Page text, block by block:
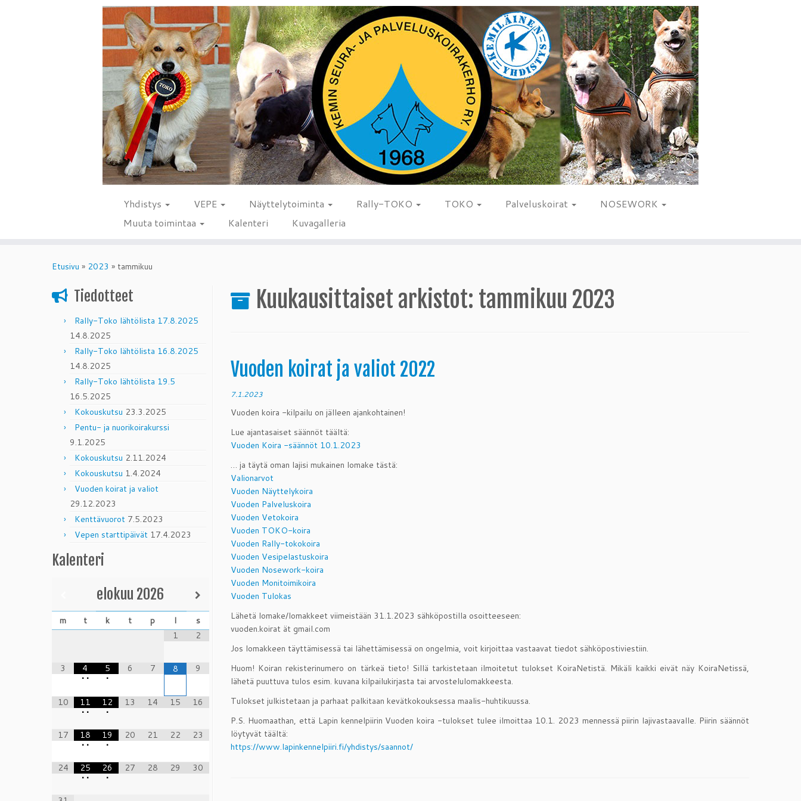
Yhdistys VEPE Näyttelytoiminta Rally-TOKO TOKO Palveluskoirat
NOSEWORK
Muuta toimintaa
Kalenteri Kuvagalleria
Etusivu » 2023 » tammikuu
Tiedotteet
Rally-Toko lähtölista 17.8.2025
14.8.2025
Rally-Toko lähtölista 16.8.2025
14.8.2025
Rally-Toko lähtölista 19.5
16.5.2025
Kokouskutsu 23.3.2025
Pentu- ja nuorikoirakurssi
9.1.2025
Kokouskutsu 2.11.2024
Kokouskutsu 1.4.2024
Vuoden koirat ja valiot
29.12.2023
Kenttävuorot 7.5.2023
Vepen starttipäivät 17.4.2023
Kalenteri
elokuu 2026
m t k t p l
s
1
2
3
4
• •
5
•
6 7 8 9
10
11
• •
12
•
13 14 15 16
17
18
• •
19
•
20 21 22 23
24
25
• •
26
•
27 28 29 30
Kuukausittaiset arkistot: tammikuu 2023
Vuoden koirat ja valiot 2022
7.1.2023
Vuoden koira -kilpailu on jälleen ajankohtainen!
Lue ajantasaiset säännöt täältä:
Vuoden Koira -säännöt 10.1.2023
… ja täytä oman lajisi mukainen lomake tästä:
Valionarvot
Vuoden Näyttelykoira
Vuoden Palveluskoira
Vuoden Vetokoira
Vuoden TOKO-koira
Vuoden Rally-tokokoira
Vuoden Vesipelastuskoira
Vuoden Nosework-koira
Vuoden Monitoimikoira
Vuoden Tulokas
Lähetä lomake/lomakkeet viimeistään 31.1.2023 sähköpostilla osoitteeseen:
vuoden.koirat ät gmail.com
Jos lomakkeen täyttämisessä tai lähettämisessä on ongelmia, voit kirjoittaa vastaavat tiedot sähköpostiviestiin.
Huom! Koiran rekisterinumero on tärkeä tieto! Sillä tarkistetaan ilmoitetut tulokset KoiraNetistä. Mikäli kaikki eivät näy KoiraNetissä,
lähetä puuttuva tulos esim. kuvana kilpailukirjasta tai arvostelulomakkeesta.
Tulokset julkistetaan ja parhaat palkitaan kevätkokouksessa maalis-huhtikuussa.
P.S. Huomaathan, että Lapin kennelpiirin Vuoden koira -tulokset tulee ilmoittaa 10.1. 2023 mennessä piirin lajivastaavalle. Piirin säännöt
löytyvät täältä:
https://www.lapinkennelpiiri.fi/yhdistys/saannot/